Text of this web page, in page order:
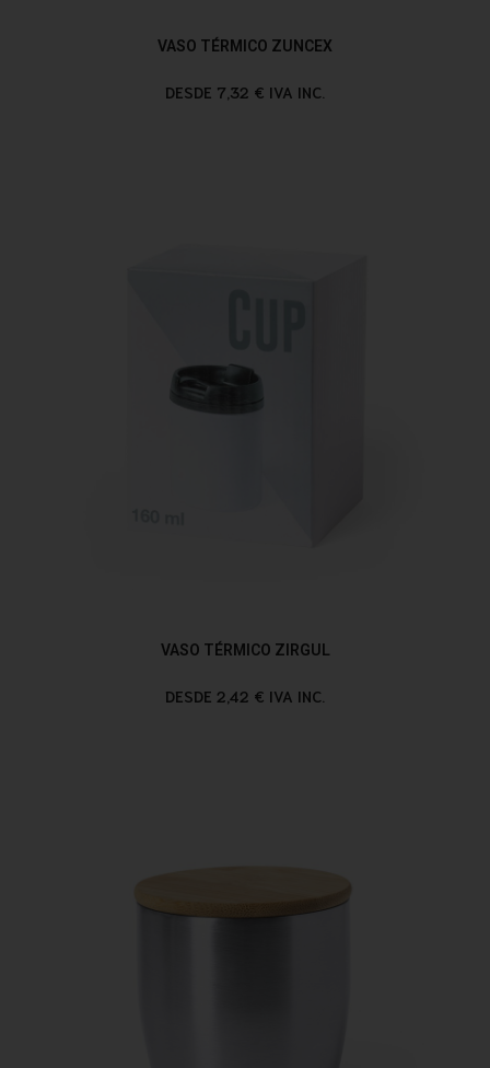
VASO TÉRMICO ZUNCEX
DESDE 7,32 € IVA INC.
VASO TÉRMICO ZIRGUL
DESDE 2,42 € IVA INC.